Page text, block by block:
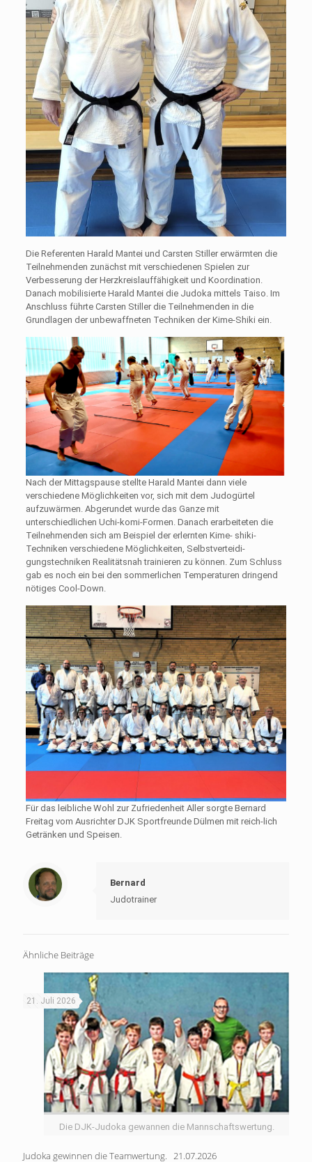
Die Referenten Harald Mantei und Carsten Stiller erwärmten die
Teilnehmenden zunächst mit verschiedenen Spielen zur
Verbesserung der Herzkreislauffähigkeit und Koordination.
Danach mobilisierte Harald Mantei die Judoka mittels Taiso. Im
Anschluss führte Carsten Stiller die Teilnehmenden in die
Grundlagen der unbewaffneten Techniken der Kime-Shiki ein.
Nach der Mittagspause stellte Harald Mantei dann viele
verschiedene Möglichkeiten vor, sich mit dem Judogürtel
aufzuwärmen. Abgerundet wurde das Ganze mit
unterschiedlichen Uchi-komi-Formen. Danach erarbeiteten die
Teilnehmenden sich am Beispiel der erlernten Kime- shiki-
Techniken verschiedene Möglichkeiten, Selbstverteidi-
gungstechniken Realitätsnah trainieren zu können. Zum Schluss
gab es noch ein bei den sommerlichen Temperaturen dringend
nötiges Cool-Down.
Für das leibliche Wohl zur Zufriedenheit Aller sorgte Bernard
Freitag vom Ausrichter DJK Sportfreunde Dülmen mit reich-lich
Getränken und Speisen.
Bernard
Judotrainer
Ähnliche Beiträge
Die DJK-Judoka gewannen die Mannschaftswertung.
21. Juli 2026
Judoka gewinnen die Teamwertung. 21.07.2026